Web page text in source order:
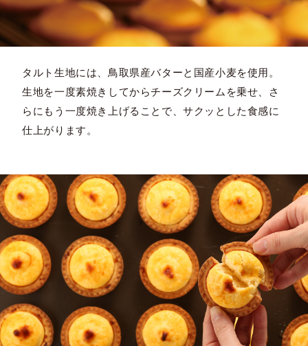
タルト生地には、鳥取県産バターと国産小麦を使用。
生地を一度素焼きしてからチーズクリームを乗せ、さ
らにもう一度焼き上げることで、サクッとした食感に
仕上がります。